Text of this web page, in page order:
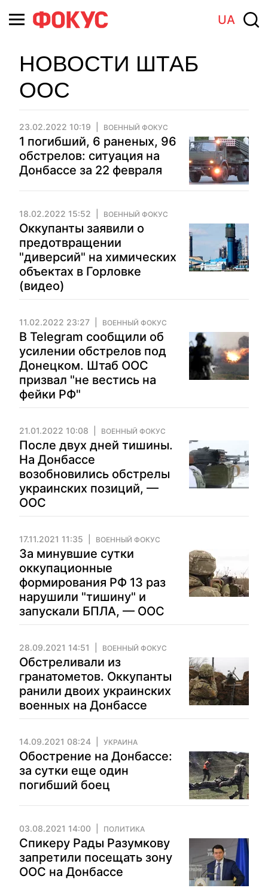
UA
НОВОСТИ ШТАБ
ООС
23.02.2022 10:19 ВОЕННЫЙ ФОКУС
1 погибший, 6 раненых, 96
обстрелов: ситуация на
Донбассе за 22 февраля
18.02.2022 15:52 ВОЕННЫЙ ФОКУС
Оккупанты заявили о
предотвращении
"диверсий" на химических
объектах в Горловке
(видео)
11.02.2022 23:27 ВОЕННЫЙ ФОКУС
В Telegram сообщили об
усилении обстрелов под
Донецком. Штаб ООС
призвал "не вестись на
фейки РФ"
21.01.2022 10:08 ВОЕННЫЙ ФОКУС
После двух дней тишины.
На Донбассе
возобновились обстрелы
украинских позиций, —
ООС
17.11.2021 11:35 ВОЕННЫЙ ФОКУС
За минувшие сутки
оккупационные
формирования РФ 13 раз
нарушили "тишину" и
запускали БПЛА, — ООС
28.09.2021 14:51 ВОЕННЫЙ ФОКУС
Обстреливали из
гранатометов. Оккупанты
ранили двоих украинских
военных на Донбассе
14.09.2021 08:24 УКРАИНА
Обострение на Донбассе:
за сутки еще один
погибший боец
03.08.2021 14:00 ПОЛИТИКА
Спикеру Рады Разумкову
запретили посещать зону
ООС на Донбассе